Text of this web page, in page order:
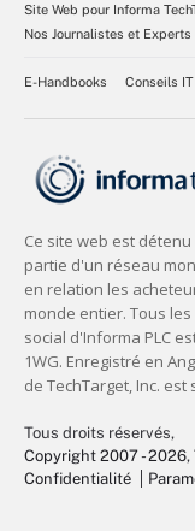
Site Web pour Informa
Nos Journalistes et Experts
E-Handbooks Conseils IT
Tous droits réservés,
Copyright 2007 - 2026,
Confidentialité